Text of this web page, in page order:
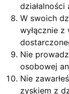
W swoich
wyłącznie z
Nie
osobowej
Nie
zyskiem z